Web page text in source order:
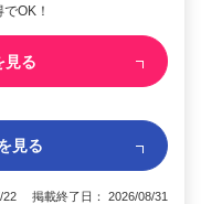
OK！
見る
見る
22 掲載終了日： 2026/08/31